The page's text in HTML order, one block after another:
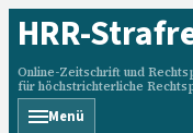
HRR-
Online-Zeitschrift und
für höchstrichterliche
Menü